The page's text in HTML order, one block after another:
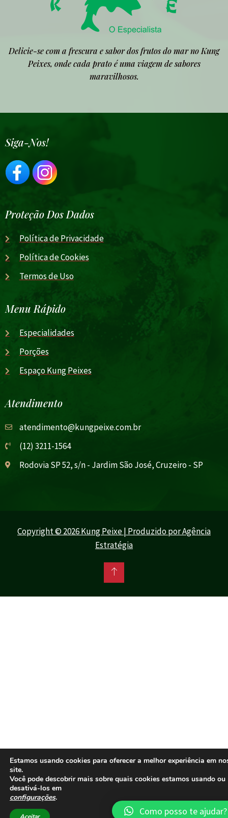
Delicie-se com a frescura e sabor dos frutos do mar no Kung
Peixes, onde cada prato é uma viagem de sabores
maravilhosos.
Siga-Nos!
Proteção Dos Dados
Política de Privacidade
Política de Cookies
Termos de Uso
Menu Rápido
Especialidades
Porções
Espaço Kung Peixes
Atendimento
atendimento@kungpeixe.com.br
(12) 3211-1564
Rodovia SP 52, s/n - Jardim São José, Cruzeiro - SP
Copyright © 2026 Kung Peixe | Produzido por Agência
Estratégia
Estamos usando cookies para oferecer a melhor experiência em
site.
Você pode descobrir mais sobre quais cookies estamos usando ou
desativá-los em
configurações.
Como posso te ajudar?